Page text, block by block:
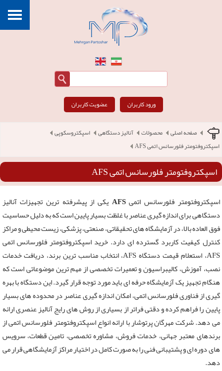
ورود کاربران عضویت کاربران
صفحه اصلی محصولات آنالیز دستگاهی
اسپکتروسکوپی
اسپکتروفتومتر فلورسانس اتمی AFS
اسپکتروفتومتر فلورسانس اتمی AFS
اسپکتروفتومتر فلورسانس اتمیAFS یکی از پیشرفته ترین تجهیزات آنالیز
دستگاهی برای اندازه گیری عناصر با غلظت بسیار پایین است که به دلیل حساسیت
فوق العاده بالا، در آزمایشگاه های تحقیقاتی، صنعتی، پزشکی، زیست محیطی و مراکز
کنترل کیفیت کاربرد گسترده ای دارد. خرید اسپکتروفتومتر فلورسانس اتمی
AFS، استعلام قیمت دستگاه AFS، انتخاب مناسب ترین برند، دریافت خدمات
نصب، آموزش، کالیبراسیون و تعمیرات تخصصی از مهم ترین موضوعاتی است که
هنگام تجهیز یک آزمایشگاه حرفه ای باید مورد توجه قرار گیرد. این دستگاه با بهره
گیری از فناوری فلورسانس اتمی، امکان اندازه گیری عناصر در محدوده های بسیار
پایین را فراهم کرده و دقتی فراتر از بسیاری از روش های رایج آنالیز عنصری ارائه
می دهد. شرکت مهرگان پرتوشار با ارائه انواع اسپکتروفتومتر فلورسانس اتمی از
برندهای معتبر جهانی، خدمات فروش، مشاوره تخصصی، تامین قطعات، سرویس
های دوره ای و پشتیبانی فنی را به صورت کامل در اختیار مراکز آزمایشگاهی قرار می
دهد.